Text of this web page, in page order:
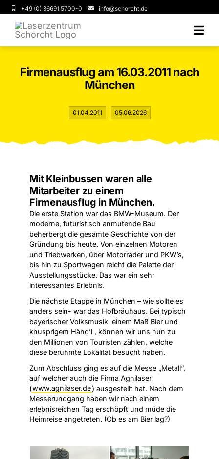
Zum
Inhalt
springen
+49 (0) 36691 5700-0 info@schorcht.de
FAQ
Kontakt
Suche
nach:
Firmenausflug am 16.03.2011 nach
München
01.04.2011 05.06.2026
Mit Kleinbussen waren alle
Mitarbeiter zu einem
Firmenausflug in München.
Die erste Station war das BMW-Museum. Der
moderne, futuristisch anmutende Bau
beherbergt die gesamte Geschichte von der
Gründung bis heute. Von einzelnen Motoren
und Triebwerken, über Motorräder und PKW’s,
bis hin zu Sportwagen reicht die Palette der
Ausstellungsstücke. Das war ein sehr
interessantes Erlebnis.
Die nächste Etappe in München – wie sollte es
anders sein- war das Hofbräuhaus. Bei typisch
bayerischer Volksmusik, einem Maß Bier und
knusprigem Händ’l , können wir uns nun zu
den Millionen von Touristen zählen, welche
diese berühmte Lokalität besucht haben.
Zum Abschluss ging es auf die Messe „Metall“,
auf welcher auch die Firma Agnilaser
(www.agnilaser.de) ausgestellt hat. Nach dem
Messerundgang haben wir nach einem
erlebnisreichen Tag erschöpft und müde die
Heimreise angetreten. (Ob es am Bier lag?)